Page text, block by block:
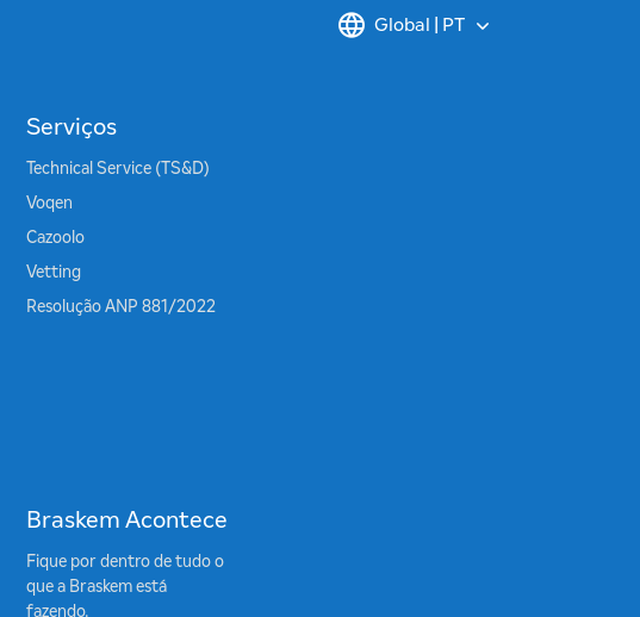
Global | PT
Serviços
Technical Service (TS&D)
Voqen
Cazoolo
Vetting
Resolução ANP 881/2022
Braskem Acontece
Fique por dentro de tudo o
que a Braskem está
fazendo.